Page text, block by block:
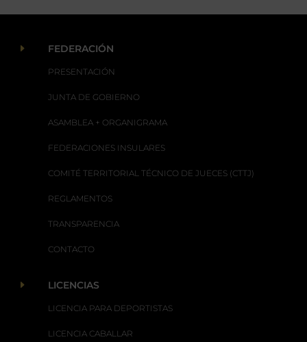
E FEDERACIÓN
PRESENTACIÓN
JUNTA DE GOBIERNO
ASAMBLEA + ORGANIGRAMA
FEDERACIONES INSULARES
COMITÉ TERRITORIAL TÉCNICO DE JUECES (CTTJ)
REGLAMENTOS
TRANSPARENCIA
CONTACTO
E LICENCIAS
LICENCIA PARA DEPORTISTAS
LICENCIA CABALLAR